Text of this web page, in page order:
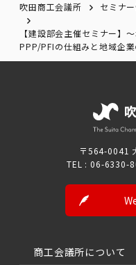
吹田商工会議所 セミナ
【建設部会主催セミナー】
PPP/PFIの仕組みと地域企
〒564-0041
TEL : 06-6330-
商工会議所について